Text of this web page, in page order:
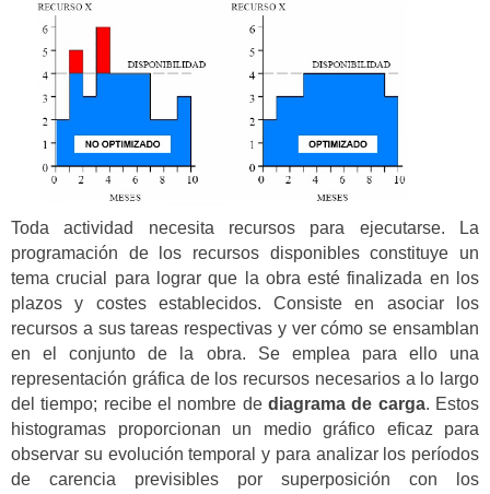
Toda actividad necesita recursos para ejecutarse. La
programación de los recursos disponibles constituye un
tema crucial para lograr que la obra esté finalizada en los
plazos y costes establecidos. Consiste en asociar los
recursos a sus tareas respectivas y ver cómo se ensamblan
en el conjunto de la obra. Se emplea para ello una
representación gráfica de los recursos necesarios a lo largo
del tiempo; recibe el nombre de diagrama de carga. Estos
histogramas proporcionan un medio gráfico eficaz para
observar su evolución temporal y para analizar los períodos
de carencia previsibles por superposición con los